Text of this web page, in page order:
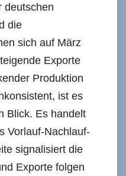
deutschen
die
sich auf März
Exporte
Produktion
ist es
Blick. Es handelt
Vorlauf-Nachlauf-
signalisiert die
Exporte folgen